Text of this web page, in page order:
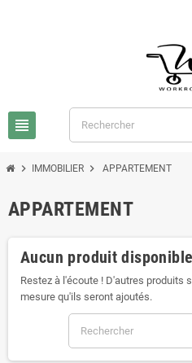
view_headline
chevron_right IMMOBILIER chevron_right APPARTEMENT
APPARTEMENT
Aucun produit
Restez à l'écoute ! D'autres produits
mesure qu'ils seront ajoutés.